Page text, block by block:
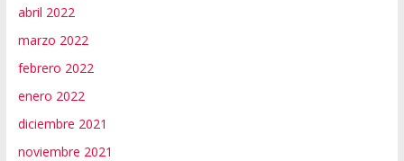
abril 2022
marzo 2022
febrero 2022
enero 2022
diciembre 2021
noviembre 2021